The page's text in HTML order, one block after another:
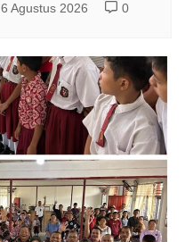
6 Agustus 2026 0